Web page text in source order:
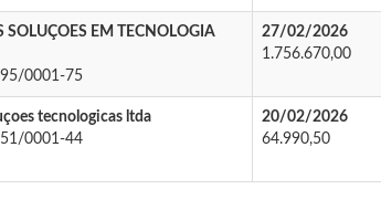
SOLUÇOES EM TECNOLOGIA
0001-75
27/02/2026
1.756.670,00
tecnologicas ltda
0001-44
20/02/2026
64.990,50